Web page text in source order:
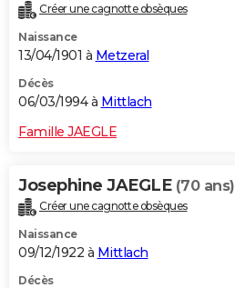
Créer une cagnotte obsèques
Naissance
13/04/1901 à Metzeral
Décès
06/03/1994 à Mittlach
Famille JAEGLE
Josephine JAEGLE (70 ans)
Créer une cagnotte obsèques
Naissance
09/12/1922 à Mittlach
Décès